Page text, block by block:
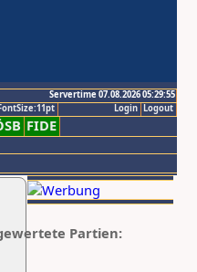
Servertime 07.08.2026 05:29:55
Logout
Login
FIDE
gewertete Partien: